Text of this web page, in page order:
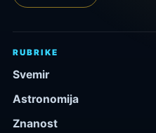
RUBRIKE
Svemir
Astronomija
Znanost